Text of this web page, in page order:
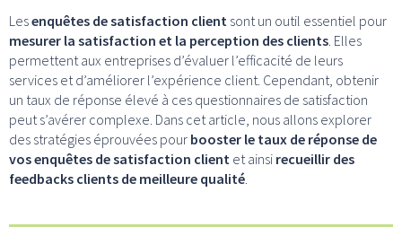
Lesenquêtes de satisfaction client sont un outil essentiel pour
mesurer la satisfaction et la perception des clients . Elles
permettent aux entreprises d’évaluer l’efficacité de leurs
services et d’améliorer l’expérience client. Cependant, obtenir
un taux de réponse élevé à ces questionnaires de satisfaction
peut s’avérer complexe. Dans cet article, nous allons explorer
des stratégies éprouvées pour booster le taux de réponse de
vos enquêtes de satisfaction client et ainsi recueillir des
feedbacks clients de meilleure qualité